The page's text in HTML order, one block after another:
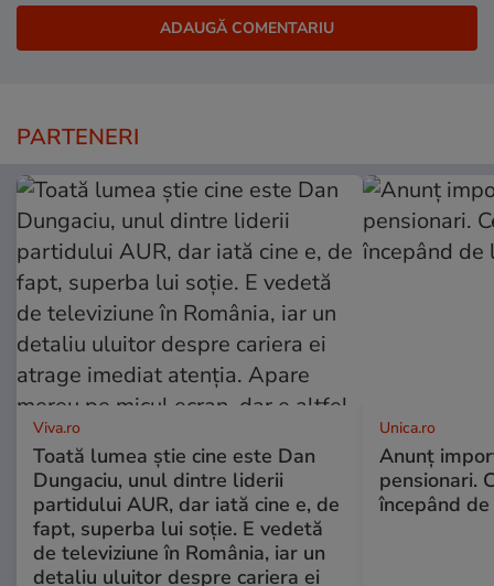
PARTENERI
Viva.ro
Toată lumea știe cine este Dan
Dungaciu, unul dintre liderii
partidului AUR, dar iată cine e, de
fapt, superba lui soție. E vedetă
de televiziune în România, iar un
detaliu uluitor despre cariera ei
Unica.ro
Anunț
pensionari.
începând